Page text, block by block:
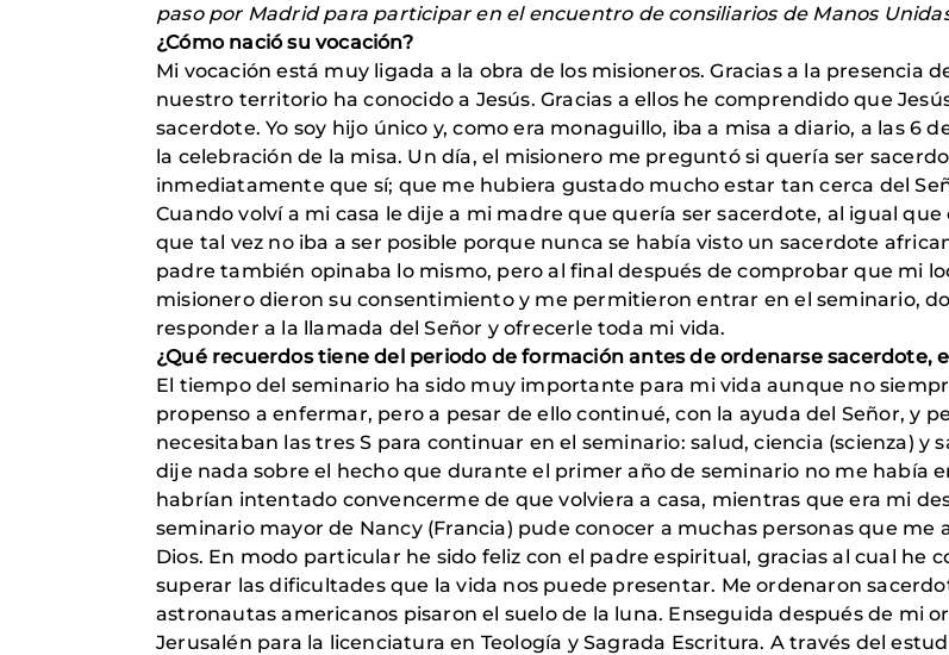
paso por Madrid para participar en el encuentro de consiliarios de Manos
¿Cómo nació su vocación?
Mi vocación está muy ligada a la obra de los misioneros. Gracias a la presencia
nuestro territorio ha conocido a Jesús. Gracias a ellos he comprendido que
sacerdote. Yo soy hijo único y, como era monaguillo, iba a misa a diario, a las 6
la celebración de la misa. Un día, el misionero me preguntó si quería ser
inmediatamente que sí; que me hubiera gustado mucho estar tan cerca del
Cuando volví a mi casa le dije a mi madre que quería ser sacerdote, al igual
que tal vez no iba a ser posible porque nunca se había visto un sacerdote
padre también opinaba lo mismo, pero al final después de comprobar que mi
misionero dieron su consentimiento y me permitieron entrar en el seminario,
responder a la llamada del Señor y ofrecerle toda mi vida.
¿Qué recuerdos tiene del periodo de formación antes de ordenarse sacerdote,
El tiempo del seminario ha sido muy importante para mi vida aunque no
propenso a enfermar, pero a pesar de ello continué, con la ayuda del Señor, y
necesitaban las tres S para continuar en el seminario: salud, ciencia (scienza) y
dije nada sobre el hecho que durante el primer año de seminario no me había
habrían intentado convencerme de que volviera a casa, mientras que era mi
seminario mayor de Nancy (Francia) pude conocer a muchas personas que
Dios. En modo particular he sido feliz con el padre espiritual, gracias al cual he
superar las dificultades que la vida nos puede presentar. Me ordenaron
astronautas americanos pisaron el suelo de la luna. Enseguida después de mi
Jerusalén para la licenciatura en Teología y Sagrada Escritura. A través del